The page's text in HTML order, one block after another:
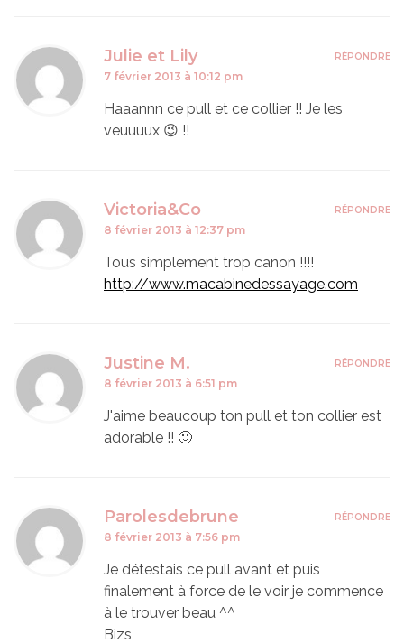
Julie et Lily
7 février 2013 à 10:12 pm
Haaannn ce pull et ce collier !! Je les
veuuuux 😉 !!
RÉPONDRE
Victoria&Co
8 février 2013 à 12:37 pm
Tous simplement trop canon !!!!
http://www.macabinedessayage.com
RÉPONDRE
Justine M.
8 février 2013 à 6:51 pm
J'aime beaucoup ton pull et ton collier est
adorable !! 🙂
RÉPONDRE
Parolesdebrune
8 février 2013 à 7:56 pm
Je détestais ce pull avant et puis
finalement à force de le voir je commence
à le trouver beau ^^
Bizs
RÉPONDRE